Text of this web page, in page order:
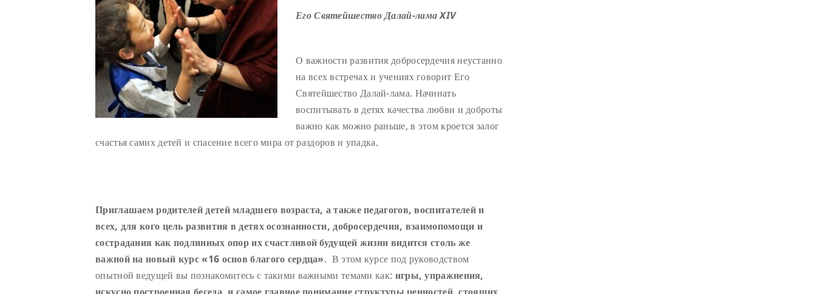
Его Святейшество Далай-лама XIV
О важности развития добросердечия неустанно
на всех встречах и учениях говорит Его
Святейшество Далай-лама. Начинать
воспитывать в детях качества любви и доброты
важно как можно раньше, в этом кроется залог
счастья самих детей и спасение всего мира от раздоров и упадка.
Приглашаем родителей детей младшего возраста, а также педагогов, воспитателей и
всех, для кого цель развития в детях осознанности, добросердечия, взаимопомощи и
сострадания как подлинных опор их счастливой будущей жизни видится столь же
важной на новый курс «16 основ благого сердца». В этом курсе под руководством
опытной ведущей вы познакомитесь с такими важными темами как: игры, упражнения,